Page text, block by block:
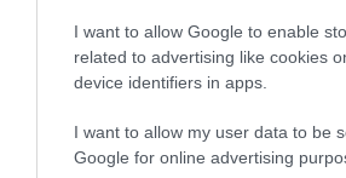
I want to allow Google to enable
related to advertising like cookies
device identifiers in apps.
I want to allow my user data to be
Google for online advertising